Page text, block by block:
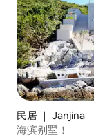
民居 ｜ Janjina
海滨别墅！